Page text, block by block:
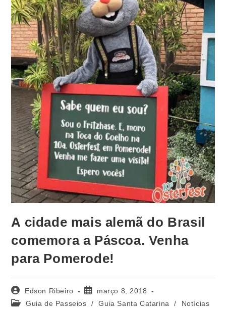
A cidade mais alemã do Brasil
comemora a Páscoa. Venha
para Pomerode!
Edson Ribeiro
março 8, 2018
Guia de Passeios
/ Guia Santa Catarina / Notícias